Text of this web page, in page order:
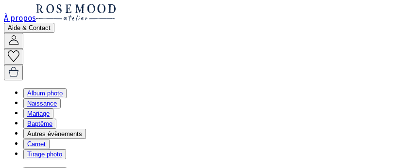
À propos
Aide & Contact
Album photo
Naissance
Mariage
Baptême
Autres évènements
Carnet
Tirage photo